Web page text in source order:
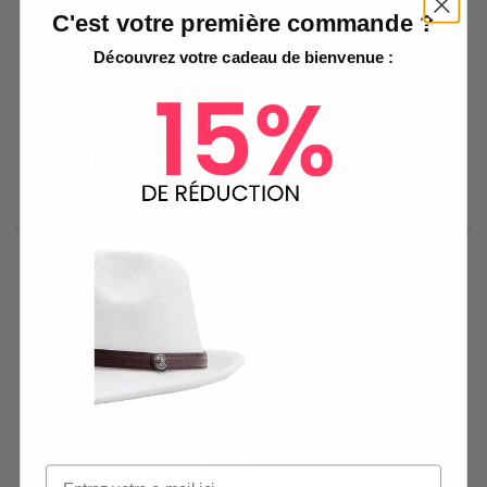
une casquette
Conçue pour un usage quotidien, cette
est l’incarnation parfaite du confort et
de la praticité. Sa
votre tête. Son design à carreaux, en plus d’être
C'est votre première commande ?
Découvrez votre cadeau de bienvenue :